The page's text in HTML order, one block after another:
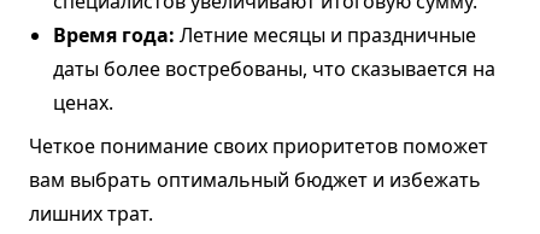
Время года: Летние месяцы и праздничные
даты более востребованы, что сказывается на
ценах.
Четкое понимание своих приоритетов поможет
вам выбрать оптимальный бюджет и избежать
лишних трат.